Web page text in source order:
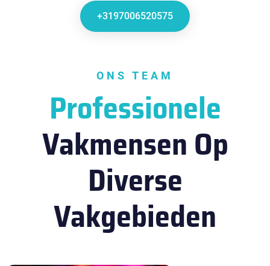
+3197006520575
ONS TEAM
Professionele
Vakmensen Op
Diverse
Vakgebieden